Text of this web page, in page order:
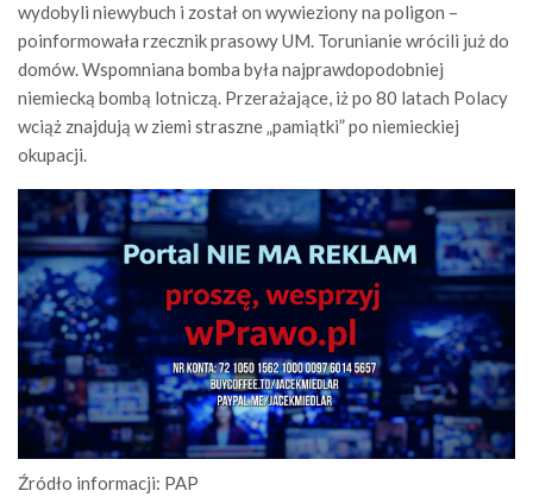
wydobyli niewybuch i został on wywieziony na poligon –
poinformowała rzecznik prasowy UM. Torunianie wrócili już do
domów. Wspomniana bomba była najprawdopodobniej
niemiecką bombą lotniczą. Przerażające, iż po 80 latach Polacy
wciąż znajdują w ziemi straszne „pamiątki” po niemieckiej
okupacji.
Źródło informacji: PAP